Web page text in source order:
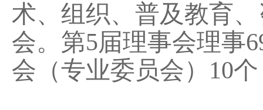
术、组织、普及教育
会。第5届理事会理事
会（专业委员会）10